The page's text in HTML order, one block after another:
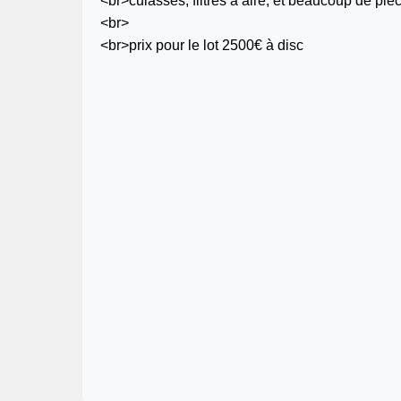
<br>
<br>prix pour le lot 2500€ à disc